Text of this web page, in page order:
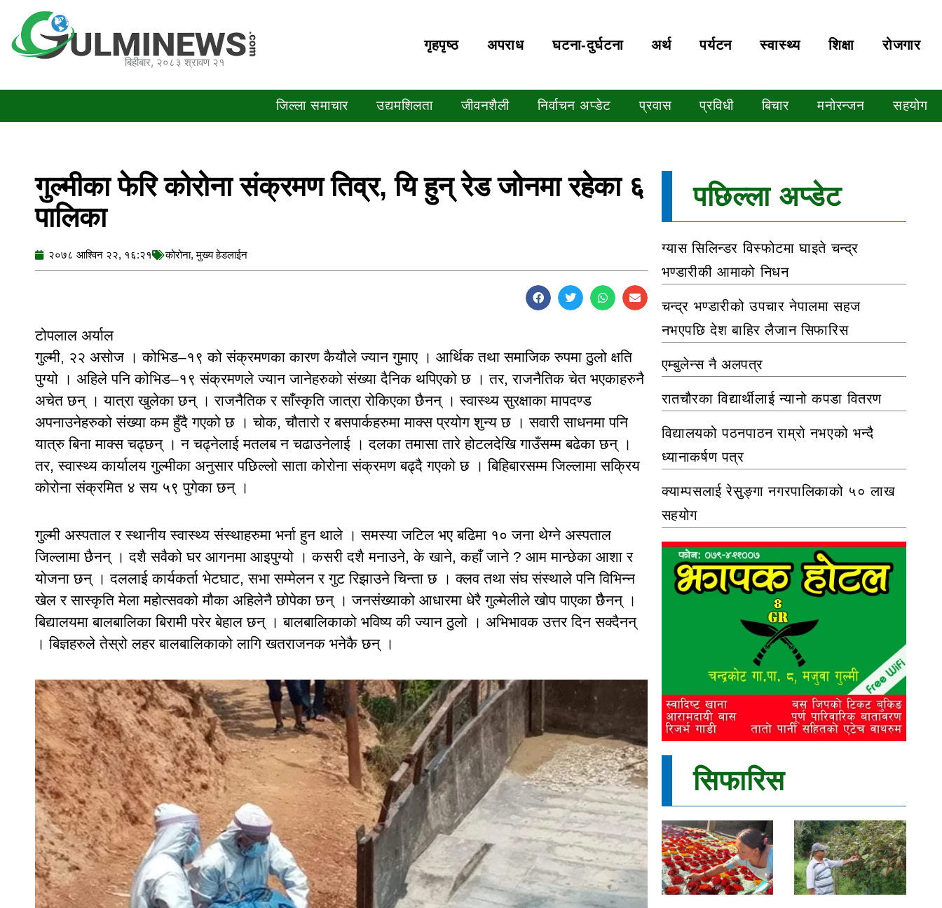
content
बिहीबार, २०८३ श्रावण २१
गृहपृष्‍ठ अपराध घटना-दुर्घटना अर्थ पर्यटन स्वास्थ्य शिक्षा रोजगार
जिल्ला समाचार उद्यमशिलता जीवनशैली निर्वाचन अप्डेट प्रवास प्रविधी बिचार मनोरन्जन सहयोग
गुल्मीका फेरि कोरोना संक्रमण तिव्र, यि हुन् रेड जोनमा रहेका ६
पालिका
२०७८ आश्विन २२, १६:२१ कोरोना,मुख्य हेडलाईन
टोपलाल अर्याल
गुल्मी, २२ असोज । कोभिड–१९ को संक्रमणका कारण कैयौले ज्यान गुमाए । आर्थिक तथा समाजिक रुपमा ठुलो क्षति
पुग्यो । अहिले पनि कोभिड–१९ संक्रमणले ज्यान जानेहरुको संख्या दैनिक थपिएको छ । तर, राजनैतिक चेत भएकाहरुनै
अचेत छन् । यात्रा खुलेका छन् । राजनैतिक र साँस्कृति जात्रा रोकिएका छैनन् । स्वास्थ्य सुरक्षाका मापदण्ड
अपनाउनेहरुको संख्या कम हुँदै गएको छ । चोक, चौतारो र बसपार्कहरुमा माक्स प्रयोग शुन्य छ । सवारी साधनमा पनि
यात्रु बिना माक्स चढ्छन् । न चढ्नेलाई मतलब न चढाउनेलाई । दलका तमासा तारे होटलदेखि गाउँसम्म बढेका छन् ।
तर, स्वास्थ्य कार्यालय गुल्मीका अनुसार पछिल्लो साता कोरोना संक्रमण बढ्दै गएको छ । बिहिबारसम्म जिल्लामा सक्रिय
कोरोना संक्रमित ४ सय ५९ पुगेका छन् ।
गुल्मी अस्पताल र स्थानीय स्वास्थ्य संस्थाहरुमा भर्ना हुन थाले । समस्या जटिल भए बढिमा १० जना थेग्ने अस्पताल
जिल्लामा छैनन् । दशै सवैको घर आगनमा आइपुग्यो । कसरी दशै मनाउने, के खाने, कहाँ जाने ? आम मान्छेका आशा र
योजना छन् । दललाई कार्यकर्ता भेटघाट, सभा सम्मेलन र गुट रिझाउने चिन्ता छ । क्लव तथा संघ संस्थाले पनि विभिन्न
खेल र सास्कृति मेला महोत्सवको मौका अहिलेनै छोपेका छन् । जनसंख्याको आधारमा धेरै गुल्मेलीले खोप पाएका छैैनन् ।
बिद्यालयमा बालबालिका बिरामी परेर बेहाल छन् । बालबालिकाको भविष्य की ज्यान ठुलो । अभिभावक उत्तर दिन सक्दैनन्
। बिज्ञहरुले तेस्रो लहर बालबालिकाको लागि खतराजनक भनेकै छन् ।
पछिल्ला अप्डेट
ग्यास सिलिन्डर विस्फोटमा घाइते चन्द्र
भण्डारीकी आमाको निधन
चन्द्र भण्डारीको उपचार नेपालमा सहज
नभएपछि देश बाहिर लैजान सिफारिस
एम्बुलेन्स नै अलपत्र
रातचौरका विद्यार्थीलाई न्यानो कपडा वितरण
विद्यालयको पठनपाठन राम्रो नभएको भन्दै
ध्यानाकर्षण पत्र
क्याम्पसलाई रेसुङ्गा नगरपालिकाको ५० लाख
सहयोग
सिफारिस